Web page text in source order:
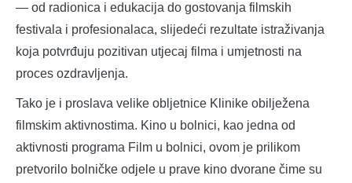
— od radionica i edukacija do gostovanja filmskih
festivala i profesionalaca, slijedeći rezultate istraživanja
koja potvrđuju pozitivan utjecaj filma i umjetnosti na
proces ozdravljenja.
Tako je i proslava velike obljetnice Klinike obilježena
filmskim aktivnostima. Kino u bolnici, kao jedna od
aktivnosti programa Film u bolnici, ovom je prilikom
pretvorilo bolničke odjele u prave kino dvorane čime su